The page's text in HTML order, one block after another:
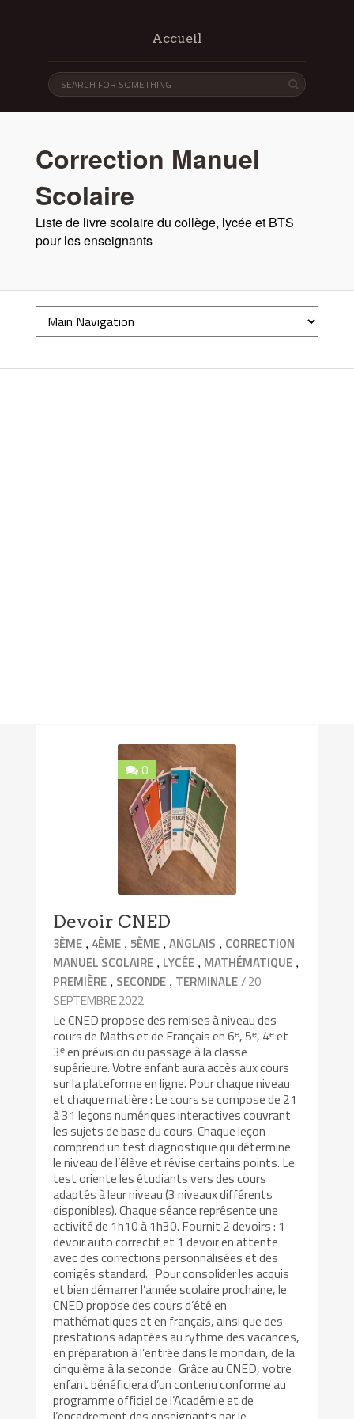
Accueil
Correction Manuel
Scolaire
Liste de livre scolaire du collège, lycée et BTS
pour les enseignants
0
Devoir CNED
3ÈME , 4ÈME ,5ÈME ,ANGLAIS , CORRECTION
MANUEL SCOLAIRE , LYCÉE , MATHÉMATIQUE ,
PREMIÈRE , SECONDE , TERMINALE/ 20
SEPTEMBRE 2022
Le CNED propose des remises à niveau des
cours de Maths et de Français en 6ᵉ, 5ᵉ, 4ᵉ et
3ᵉ en prévision du passage à la classe
supérieure. Votre enfant aura accès aux cours
sur la plateforme en ligne. Pour chaque niveau
et chaque matière : Le cours se compose de 21
à 31 leçons numériques interactives couvrant
les sujets de base du cours. Chaque leçon
comprend un test diagnostique qui détermine
le niveau de l’élève et révise certains points. Le
test oriente les étudiants vers des cours
adaptés à leur niveau (3 niveaux différents
disponibles). Chaque séance représente une
activité de 1h10 à 1h30. Fournit 2 devoirs : 1
devoir auto correctif et 1 devoir en attente
avec des corrections personnalisées et des
corrigés standard. Pour consolider les acquis
et bien démarrer l’année scolaire prochaine, le
CNED propose des cours d’été en
mathématiques et en français, ainsi que des
prestations adaptées au rythme des vacances,
en préparation à l’entrée dans le mondain, de la
cinquième à la seconde . Grâce au CNED, votre
enfant bénéficiera d’un contenu conforme au
programme officiel de l’Académie et de